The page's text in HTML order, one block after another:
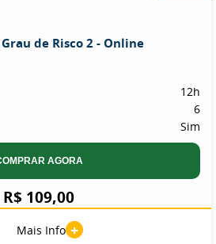
Grau de Risco 2 - Online
12h
6
Sim
AGORA
R$ 109,00
Mais Info +